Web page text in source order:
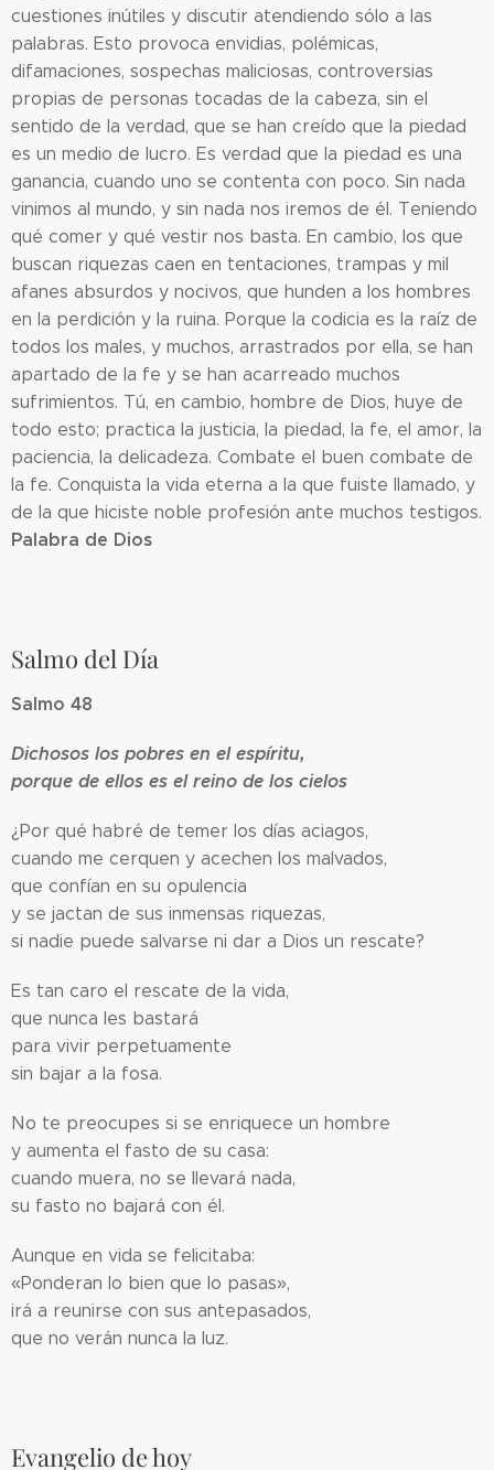
cuestiones inútiles y discutir atendiendo sólo a las
palabras. Esto provoca envidias, polémicas,
difamaciones, sospechas maliciosas, controversias
propias de personas tocadas de la cabeza, sin el
sentido de la verdad, que se han creído que la piedad
es un medio de lucro. Es verdad que la piedad es una
ganancia, cuando uno se contenta con poco. Sin nada
vinimos al mundo, y sin nada nos iremos de él. Teniendo
qué comer y qué vestir nos basta. En cambio, los que
buscan riquezas caen en tentaciones, trampas y mil
afanes absurdos y nocivos, que hunden a los hombres
en la perdición y la ruina. Porque la codicia es la raíz de
todos los males, y muchos, arrastrados por ella, se han
apartado de la fe y se han acarreado muchos
sufrimientos. Tú, en cambio, hombre de Dios, huye de
todo esto; practica la justicia, la piedad, la fe, el amor, la
paciencia, la delicadeza. Combate el buen combate de
la fe. Conquista la vida eterna a la que fuiste llamado, y
de la que hiciste noble profesión ante muchos testigos.
Palabra de Dios
Salmo del Día
Salmo 48
Dichosos los pobres en el espíritu,
porque de ellos es el reino de los cielos
¿Por qué habré de temer los días aciagos,
cuando me cerquen y acechen los malvados,
que confían en su opulencia
y se jactan de sus inmensas riquezas,
si nadie puede salvarse ni dar a Dios un rescate?
Es tan caro el rescate de la vida,
que nunca les bastará
para vivir perpetuamente
sin bajar a la fosa.
No te preocupes si se enriquece un hombre
y aumenta el fasto de su casa:
cuando muera, no se llevará nada,
su fasto no bajará con él.
Aunque en vida se felicitaba:
«Ponderan lo bien que lo pasas»,
irá a reunirse con sus antepasados,
que no verán nunca la luz.
Evangelio de hoy